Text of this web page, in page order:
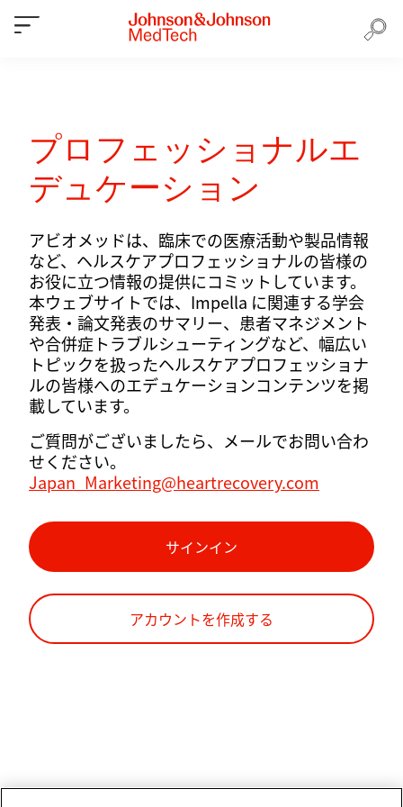
プロフェッショナルエ
デュケーション
アビオメッドは、臨床での医療活動や製品情報
など、ヘルスケアプロフェッショナルの皆様の
お役に立つ情報の提供にコミットしています。
本ウェブサイトでは、Impella に関連する学会
発表・論文発表のサマリー、患者マネジメント
や合併症トラブルシューティングなど、幅広い
トピックを扱ったヘルスケアプロフェッショナ
ルの皆様へのエデュケーションコンテンツを掲
載しています。
ご質問がございましたら、メールでお問い合わ
せください。
Japan_Marketing@heartrecovery.com